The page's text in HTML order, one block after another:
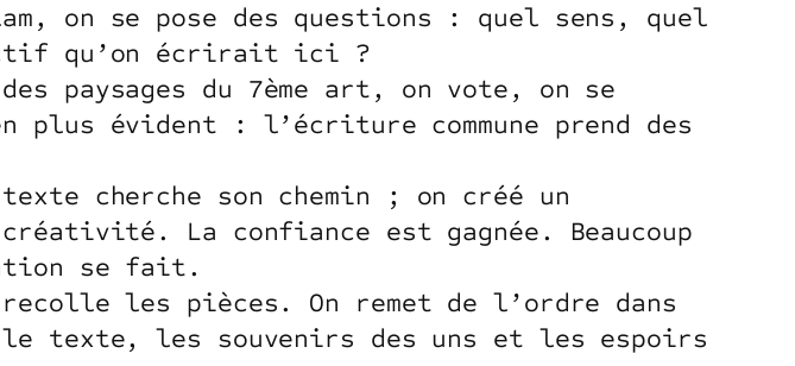
on se pose des questions : quel sens, quel
qu’on écrirait ici ?
paysages du 7ème art, on vote, on se
plus évident : l’écriture commune prend des
cherche son chemin ; on créé un
La confiance est gagnée. Beaucoup
se fait.
les pièces. On remet de l’ordre dans
texte, les souvenirs des uns et les espoirs